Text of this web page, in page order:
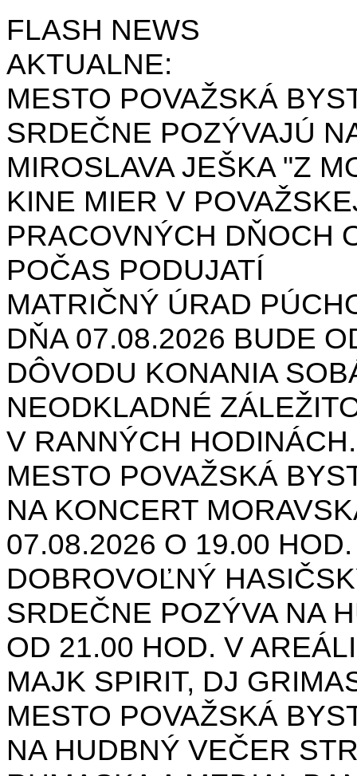
FLASH NEWS
AKTUALNE:
MESTO POVAŽSKÁ
SRDEČNE POZÝVAJÚ
MIROSLAVA JEŠKA "Z
KINE MIER V
PRACOVNÝCH DŇOCH
POČAS PODUJATÍ
MATRIČNÝ ÚRAD
DŇA 07.08.2026 BUDE
DÔVODU KONANIA
NEODKLADNÉ
V RANNÝCH
MESTO POVAŽSKÁ
NA KONCERT
07.08.2026 O 19.00
DOBROVOĽNÝ
SRDEČNE POZÝVA NA
OD 21.00 HOD. V
MAJK SPIRIT, DJ
MESTO POVAŽSKÁ
NA HUDBNÝ VEČER